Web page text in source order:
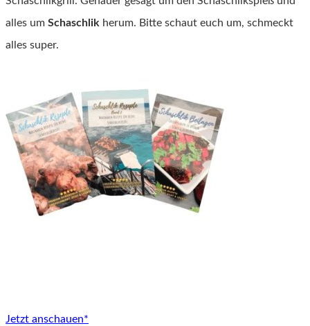
alles um Schaschlik herum. Bitte schaut euch um, schmeckt
alles super.
Jetzt anschauen*